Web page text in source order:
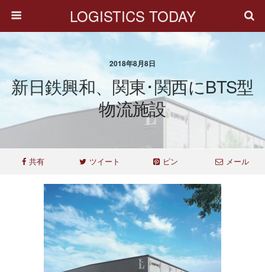
LOGISTICS TODAY
2018年8月8日
新日鉄興和、関東･関西にBTS型
物流施設
共有 ツイート ピン メール